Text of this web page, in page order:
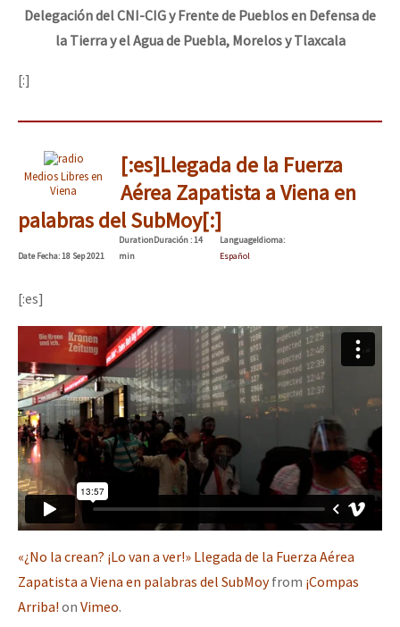
Delegación del CNI-CIG y Frente de Pueblos en Defensa de
la Tierra y el Agua de Puebla, Morelos y Tlaxcala
[:]
Medios Libres en
Viena
[:es]Llegada de la Fuerza
Aérea Zapatista a Viena en
palabras del SubMoy[:]
DateFecha: 18 Sep 2021
DurationDuración: 14
min
LanguageIdioma:
Español
[:es]
«¿No la crean? ¡Lo van a ver!» Llegada de la Fuerza Aérea
Zapatista a Viena en palabras del SubMoyfrom ¡Compas
Arriba! on Vimeo.